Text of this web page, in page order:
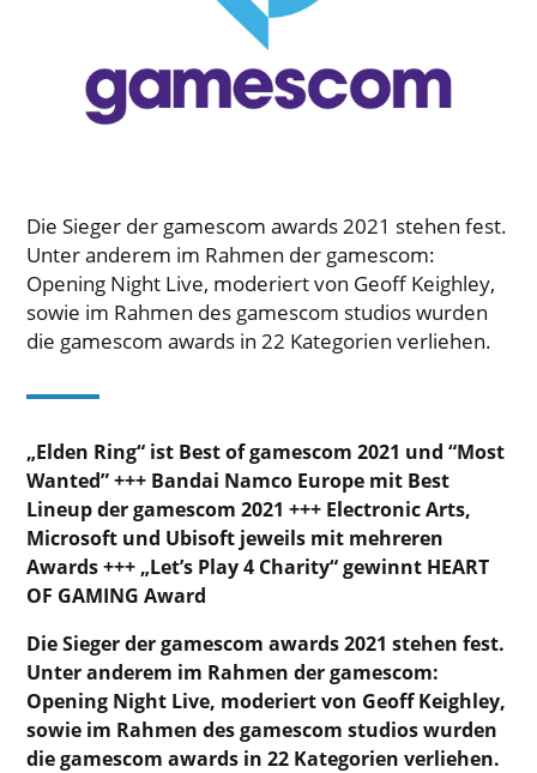
Die Sieger der gamescom awards 2021 stehen fest.
Unter anderem im Rahmen der gamescom:
Opening Night Live, moderiert von Geoff Keighley,
sowie im Rahmen des gamescom studios wurden
die gamescom awards in 22 Kategorien verliehen.
„Elden Ring“ ist Best of gamescom 2021 und “Most
Wanted” +++ Bandai Namco Europe mit Best
Lineup der gamescom 2021 +++ Electronic Arts,
Microsoft und Ubisoft jeweils mit mehreren
Awards +++ „Let’s Play 4 Charity“ gewinnt HEART
OF GAMING Award
Die Sieger der gamescom awards 2021 stehen fest.
Unter anderem im Rahmen der gamescom:
Opening Night Live, moderiert von Geoff Keighley,
sowie im Rahmen des gamescom studios wurden
die gamescom awards in 22 Kategorien verliehen.